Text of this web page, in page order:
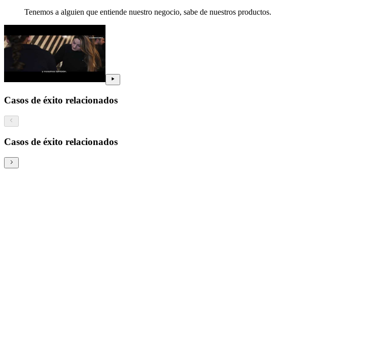
Tenemos a alguien que entiende nuestro negocio, sabe de nuestros productos.
Casos de éxito relacionados
Casos de éxito relacionados